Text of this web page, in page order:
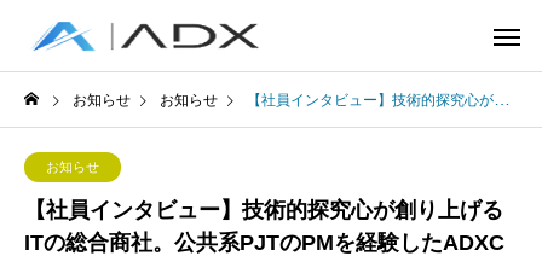
お知らせ お知らせ 【社員インタビュー】技術的探究心が創り上げるITの総合商社。公共系PJTのPMを経験したADXCマネージャーが語る「ADXCの他社との違い」とは？
お知らせ
【社員インタビュー】技術的探究心が創り上げる
ITの総合商社。公共系PJTのPMを経験したADXC